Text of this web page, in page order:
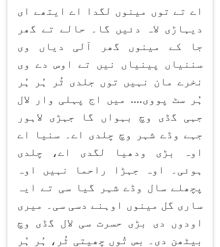
اے تے توں مینوں لگدا اے ایتھے ای
دیہاڑی لاہ دئیں گا۔ حالے تے گھر
جا کے مینوں گھر آلی دیاں وی
سننیاں پینیاں نیں تے اوس دے وی
نخرے مان نہیں توں جلدی ٹُر ہُر ہُر
ہُر سٹ پووی.... میں اج پہلی وار لال
جہی گڈی وچ بہواں گا جہڑی لاہور
جہے وڈے شہر وچ چلدی اے۔ سنیا اے
اوہ بڑی ودھیا لگدی اے، چلدی
ہوئی۔ اوہ جہڑا راحما نہیں اوہ
پچھلے سال وڈے شہر گیا سی تے ایہ
ساری گل مینوں اوہنے دسی سی۔ میری
اودوں دی بڑی حسرت سی لال گڈی وچ
بیٹھن دی۔ بس تُوں چھیتی ٹُر، ہُر ہُر